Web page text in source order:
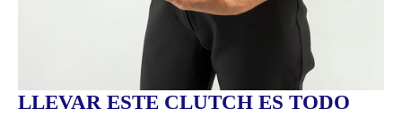
LLEVAR ESTE CLUTCH ES TODO